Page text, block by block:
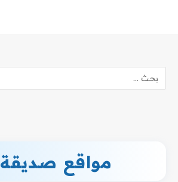
مواقع صديقة